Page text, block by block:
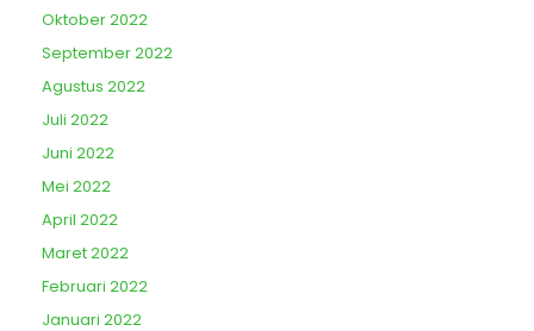
Oktober 2022
September 2022
Agustus 2022
Juli 2022
Juni 2022
Mei 2022
April 2022
Maret 2022
Februari 2022
Januari 2022